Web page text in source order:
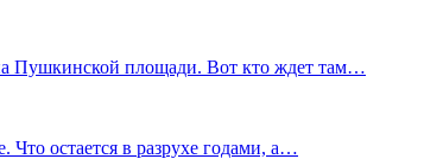
Пушкинской площади. Вот кто ждет там…
Что остается в разрухе годами, а…